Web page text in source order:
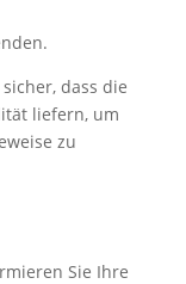
dass die
liefern, um
zu
Sie Ihre